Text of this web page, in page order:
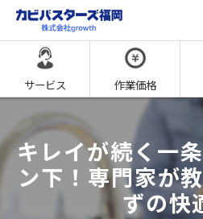
サービス 作業価格
キレイが続く一
ン下！専門家が
ずの快